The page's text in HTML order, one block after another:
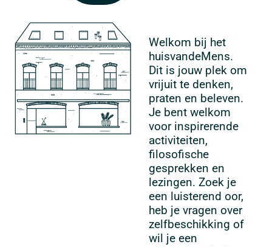
Welkom bij het
huisvandeMens.
Dit is jouw plek om
vrijuit te denken,
praten en beleven.
Je bent welkom
voor inspirerende
activiteiten,
filosofische
gesprekken en
lezingen. Zoek je
een luisterend oor,
heb je vragen over
zelfbeschikking of
wil je een